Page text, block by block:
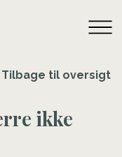
Tilbage til oversigt
ikke